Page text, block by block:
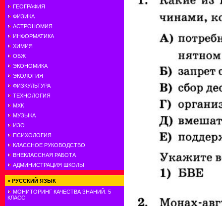
ГЕОГРАФИЯ
ФИЗИКА
АСТРОНОМИЯ
ИНФОРМАТИКА
ХИМИЯ
ОБЖ
ЭКОНОМИКА
ЭКОЛОГИЯ
ФИЗКУЛЬТУРА
ТЕХНОЛОГИЯ
МХК
МУЗЫКА
ИЗО
ПСИХОЛОГИЯ
КЛАССНОЕ РУКОВОДСТВО
ВНЕКЛАССНАЯ РАБОТА
АДМИНИСТРАЦИЯ ШКОЛЫ
» РУССКИЙ ЯЗЫК
МОНИТОРИНГ КАЧЕСТВА ЗНАНИЙ. 5
КЛАСС